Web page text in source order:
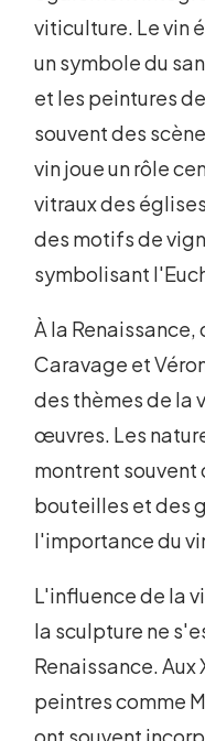
viticulture. Le vin
un symbole du
et les peintures
souvent des
vin joue un rôle
vitraux des
des motifs de
symbolisant
À la
Caravage et
des thèmes de la
œuvres. Les
montrent souvent
bouteilles et des
l'importance du
L'influence de la
la sculpture ne
Renaissance. Aux
peintres comme